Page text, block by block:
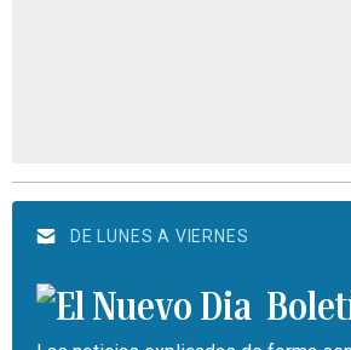
DE LUNES A VIERNES